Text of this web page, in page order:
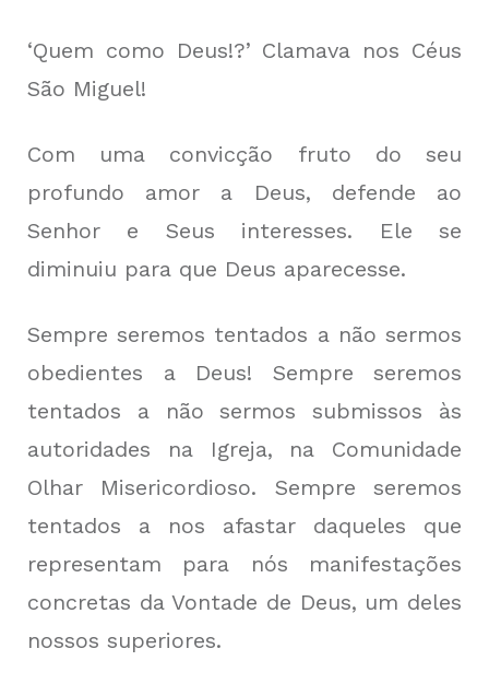
‘Quem como Deus!?’ Clamava nos Céus
São Miguel!
Com uma convicção fruto do seu
profundo amor a Deus, defende ao
Senhor e Seus interesses. Ele se
diminuiu para que Deus aparecesse.
Sempre seremos tentados a não sermos
obedientes a Deus! Sempre seremos
tentados a não sermos submissos às
autoridades na Igreja, na Comunidade
Olhar Misericordioso. Sempre seremos
tentados a nos afastar daqueles que
representam para nós manifestações
concretas da Vontade de Deus, um deles
nossos superiores.